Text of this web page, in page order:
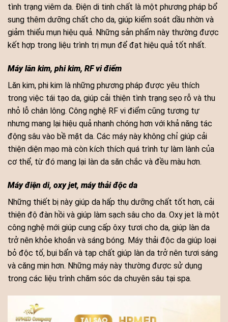
tình trạng viêm da. Điện di tinh chất là một phương pháp bổ
sung thêm dưỡng chất cho da, giúp kiểm soát dầu nhờn và
giảm thiểu mụn hiệu quả. Những sản phẩm này thường được
kết hợp trong liệu trình trị mụn để đạt hiệu quả tốt nhất.
Máy lăn kim, phi kim, RF vi điểm
Lăn kim, phi kim là những phương pháp được yêu thích
trong việc tái tạo da, giúp cải thiện tình trạng sẹo rỗ và thu
nhỏ lỗ chân lông. Công nghệ RF vi điểm cũng tương tự
nhưng mang lại hiệu quả nhanh chóng hơn với khả năng tác
động sâu vào bề mặt da. Các máy này không chỉ giúp cải
thiện diện mạo mà còn kích thích quá trình tự làm lành của
cơ thể, từ đó mang lại làn da săn chắc và đều màu hơn.
Máy điện di, oxy jet, máy thải độc da
Những thiết bị này giúp da hấp thụ dưỡng chất tốt hơn, cải
thiện độ đàn hồi và giúp làm sạch sâu cho da. Oxy jet là một
công nghệ mới giúp cung cấp ôxy tươi cho da, giúp làn da
trở nên khỏe khoắn và sáng bóng. Máy thải độc da giúp loại
bỏ độc tố, bụi bẩn và tạp chất giúp làn da trở nên tươi sáng
và căng mịn hơn. Những máy này thường được sử dụng
trong các liệu trình chăm sóc da chuyên sâu tại spa.